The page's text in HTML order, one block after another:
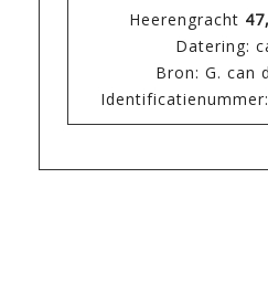
Heerengracht
Datering:
Bron: G. can
Identificatienummer: